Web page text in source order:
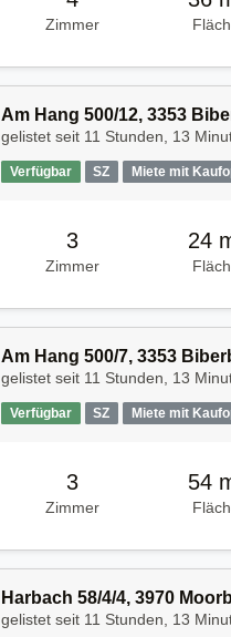
Zimmer
Am Hang 500/12, 3353
gelistet seit 11 Stunden, 13
Verfügbar SZ Miete mit
3
Zimmer
24
Am Hang 500/7, 3353
gelistet seit 11 Stunden, 13
Verfügbar SZ Miete mit
3
Zimmer
54
Harbach 58/4/4, 3970
gelistet seit 11 Stunden, 13